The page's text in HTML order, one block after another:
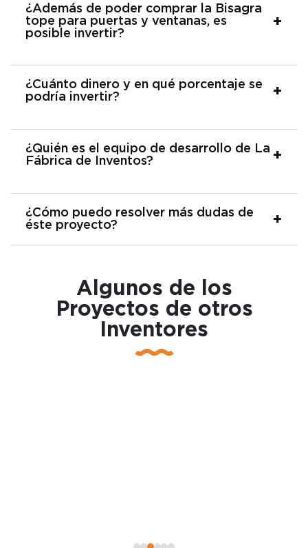
¿Además de poder comprar la Bisagra
tope para puertas y ventanas, es
posible invertir?
¿Cuánto dinero y en qué porcentaje se
podría invertir?
¿Quién es el equipo de desarrollo de La
Fábrica de Inventos?
¿Cómo puedo resolver más dudas de
éste proyecto?
Algunos de los
Proyectos de otros
Inventores